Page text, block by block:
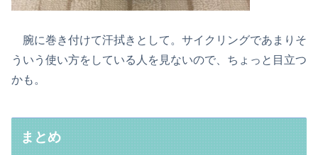
腕に巻き付けて汗拭きとして。サイクリングであまりそ
ういう使い方をしている人を見ないので、ちょっと目立つ
かも。
まとめ